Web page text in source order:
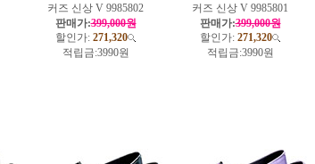
커즈 신상 V 9985802
판매가:399,000원
할인가: 271,320
적립금:3990원
커즈 신상 V 9985801
판매가:399,000원
할인가: 271,320
적립금:3990원